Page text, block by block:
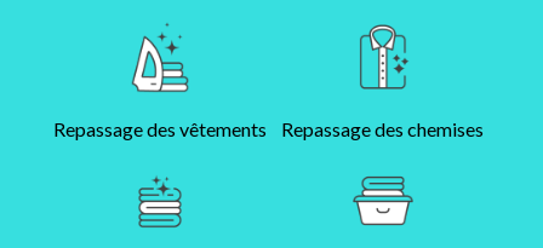
Repassage des vêtements Repassage des chemises